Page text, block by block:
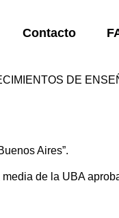
Contacto
DE
Aires”.
de la UBA